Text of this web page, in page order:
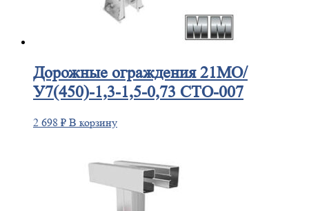
Дорожные ограждения 21МО/
У7(450)-1,3-1,5-0,73 СТО-007
2 698 ₽ В корзину